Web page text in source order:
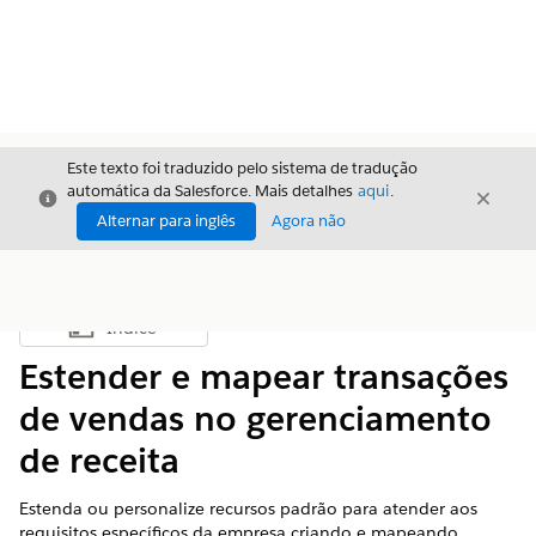
Fechar
Este texto foi traduzido pelo sistema de tradução
automática da Salesforce. Mais detalhes aqui.
Alternar para inglês
Agora não
Fechar
Mostrar índice
Índice
Estender e mapear transações
de vendas no gerenciamento
de receita
Estenda ou personalize recursos padrão para atender aos